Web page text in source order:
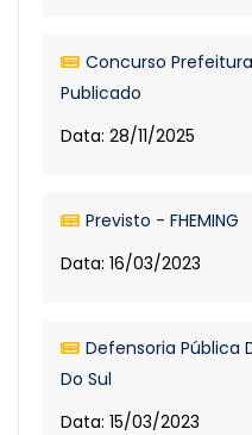
Concurso
Publicado
Data: 28/11/2025
Previsto - FHEMING
Data: 16/03/2023
Defensoria Pública
Do Sul
Data: 15/03/2023